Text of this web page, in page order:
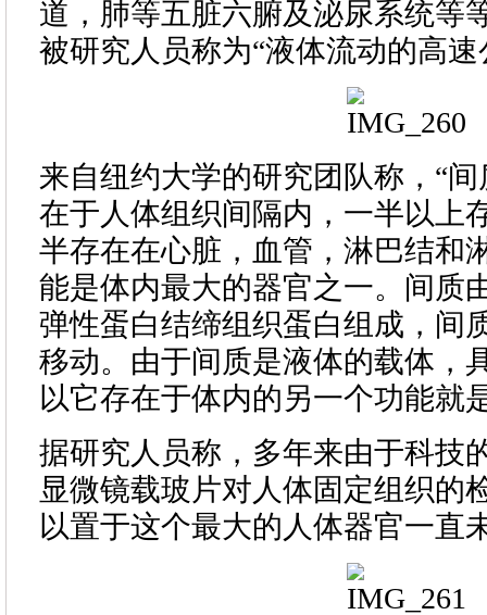
道，肺等五脏六腑及泌尿系统等
被研究人员称为“液体流动的高速
来自纽约大学的研究团队称，“
在于人体组织间隔内，一半以上
半存在在心脏，血管，淋巴结和
能是体内最大的器官之一。间质
弹性蛋白结缔组织蛋白组成，间
移动。由于间质是液体的载体，
以它存在于体内的另一个功能就
据研究人员称，多年来由于科技
显微镜载玻片对人体固定组织的
以置于这个最大的人体器官一直